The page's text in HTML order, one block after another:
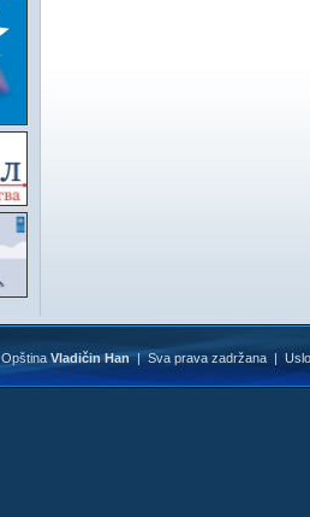
OpštinaVladičin Han| Sva prava zadržana |